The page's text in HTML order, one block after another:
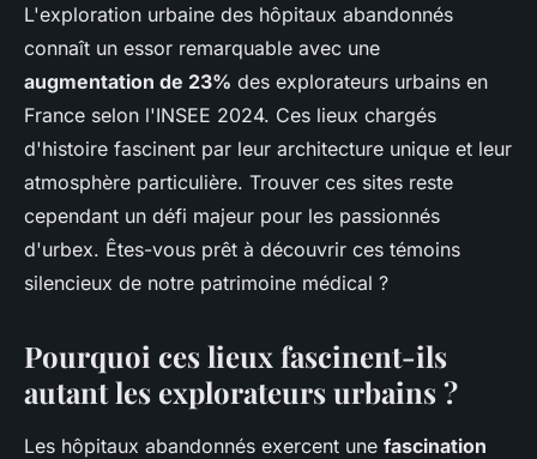
L'exploration urbaine des hôpitaux abandonnés
connaît un essor remarquable avec une
augmentation de 23% des explorateurs urbains en
France selon l'INSEE 2024. Ces lieux chargés
d'histoire fascinent par leur architecture unique et leur
atmosphère particulière. Trouver ces sites reste
cependant un défi majeur pour les passionnés
d'urbex. Êtes-vous prêt à découvrir ces témoins
silencieux de notre patrimoine médical ?
Pourquoi ces lieux fascinent-ils
autant les explorateurs urbains ?
Les hôpitaux abandonnés exercent une fascination